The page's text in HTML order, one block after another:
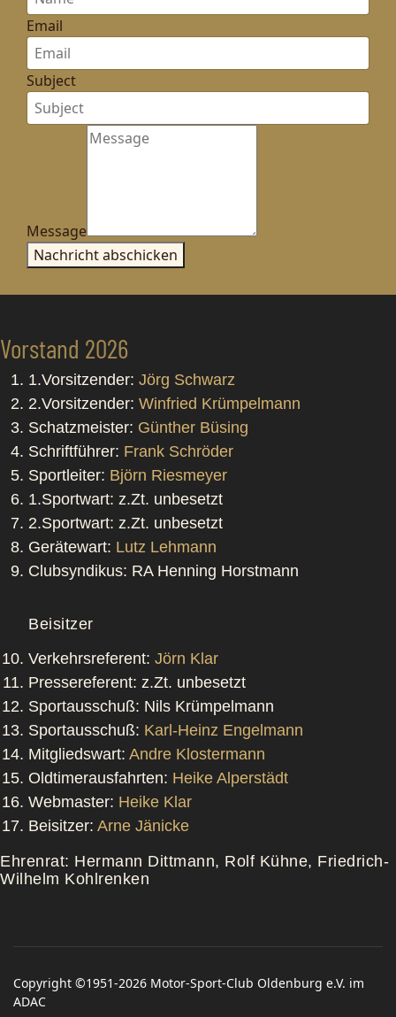
Email
Subject
Message
Nachricht abschicken
Vorstand 2026
1.Vorsitzender: Jörg Schwarz
2.Vorsitzender: Winfried Krümpelmann
Schatzmeister: Günther Büsing
Schriftführer: Frank Schröder
Sportleiter: Björn Riesmeyer
1.Sportwart: z.Zt. unbesetzt
2.Sportwart: z.Zt. unbesetzt
Gerätewart: Lutz Lehmann
Clubsyndikus: RA Henning Horstmann
Beisitzer
Verkehrsreferent: Jörn Klar
Pressereferent: z.Zt. unbesetzt
Sportausschuß: Nils Krümpelmann
Sportausschuß: Karl-Heinz Engelmann
Mitgliedswart: Andre Klostermann
Oldtimerausfahrten: Heike Alperstädt
Webmaster: Heike Klar
Beisitzer: Arne Jänicke
Ehrenrat: Hermann Dittmann, Rolf Kühne, Friedrich-
Wilhelm Kohlrenken
Copyright ©1951-2026 Motor-Sport-Club Oldenburg e.V. im
ADAC